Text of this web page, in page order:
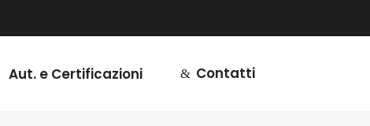
Aut. e Certificazioni Contatti